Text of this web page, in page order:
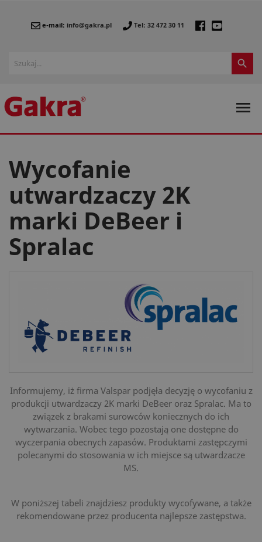
e-mail: info@gakra.pl Tel: 32 472 30 11


Wycofanie
utwardzaczy 2K
marki DeBeer i
Spralac
Informujemy, iż firma Valspar podjęła decyzję o wycofaniu z
produkcji utwardzaczy 2K marki DeBeer oraz Spralac. Ma to
związek z brakami surowców koniecznych do ich
wytwarzania. Wobec tego pozostają one dostępne do
wyczerpania obecnych zapasów. Produktami zastępczymi
polecanymi do stosowania w ich miejsce są utwardzacze
MS.
W poniższej tabeli znajdziesz produkty wycofywane, a także
rekomendowane przez producenta najlepsze zastępstwa.